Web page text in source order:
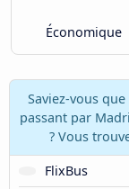
Économique
Saviez-vous
passant par
? Vous
FlixBus